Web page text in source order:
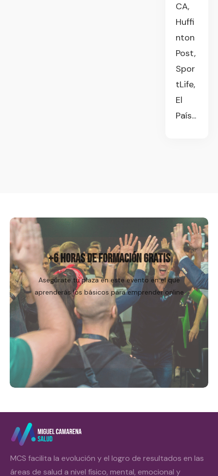
CA,
Huffi
nton
Post,
Spor
tLife,
El
País...
+6 HORAS DE FORMACIÓN GRATIS
Asegúrate tu plaza en este evento en el que
aprenderás los básicos para emprender online
Regístrame
MCS facilita la evolución y el logro de resultados en las
áreas de salud a nivel físico, mental, emocional y